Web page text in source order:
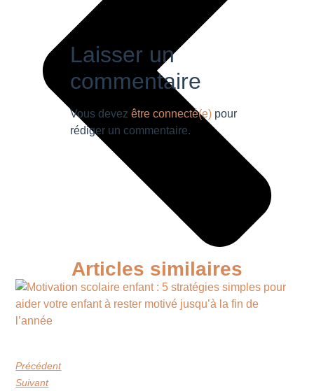
Précédent
Suivant
Laisser un
commentaire
Vous devez être connecté(e) pour
rédiger un commentaire.
Articles similaires